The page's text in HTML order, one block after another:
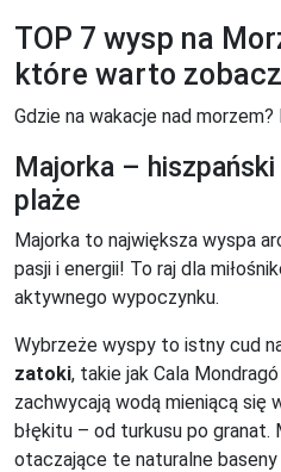
TOP 7 wysp na
które warto
Gdzie na wakacje nad
Majorka –
plaże
Majorka to największa wyspa
pasji i energii! To raj dla
aktywnego wypoczynku.
Wybrzeże wyspy to istny cud
zatoki, takie jak Cala
zachwycają wodą mieniącą się
błękitu – od turkusu po
otaczające te naturalne